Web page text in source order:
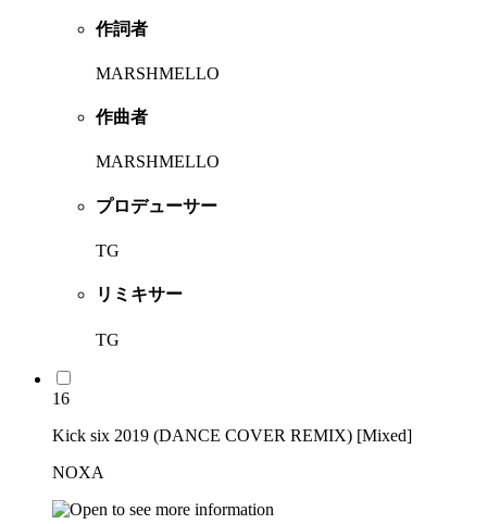
作詞者
MARSHMELLO
作曲者
MARSHMELLO
プロデューサー
TG
リミキサー
TG
16
Kick six 2019 (DANCE COVER REMIX) [Mixed]
NOXA